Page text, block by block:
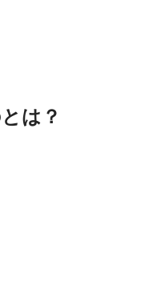
は？